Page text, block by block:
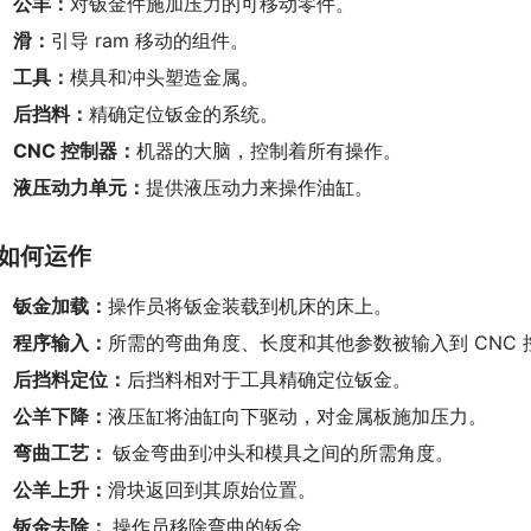
滑： 引导 ram 移动的组件。
工具： 模具和冲头塑造金属。
后挡料： 精确定位钣金的系统。
CNC 控制器： 机器的大脑，控制着所有操作。
液压动力单元： 提供液压动力来操作油缸。
何运作
钣金加载： 操作员将钣金装载到机床的床上。
程序输入： 所需的弯曲角度、长度和其他参数被输入到 CNC
后挡料定位： 后挡料相对于工具精确定位钣金。
公羊下降： 液压缸将油缸向下驱动，对金属板施加压力。
弯曲工艺： 钣金弯曲到冲头和模具之间的所需角度。
公羊上升： 滑块返回到其原始位置。